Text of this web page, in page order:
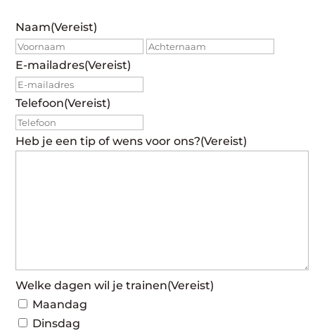
Naam(Vereist)
Voornaam
E-mailadres(Vereist)
Telefoon(Vereist)
Heb je een tip of wens voor ons?(Vereist)
Welke dagen wil je trainen(Vereist)
Maandag
Dinsdag